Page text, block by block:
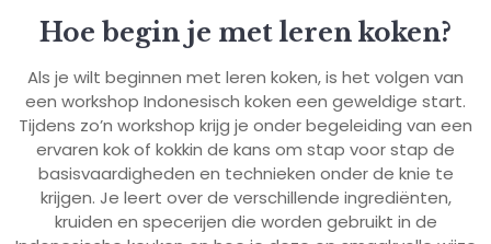
Hoe begin je met leren koken?
Als je wilt beginnen met leren koken, is het volgen van
een workshop Indonesisch koken een geweldige start.
Tijdens zo’n workshop krijg je onder begeleiding van een
ervaren kok of kokkin de kans om stap voor stap de
basisvaardigheden en technieken onder de knie te
krijgen. Je leert over de verschillende ingrediënten,
kruiden en specerijen die worden gebruikt in de